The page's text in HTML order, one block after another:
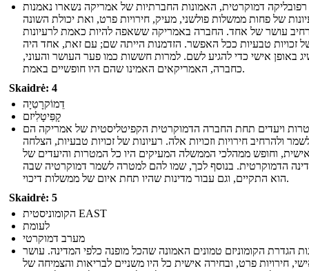
דמוקרטית, האמונות החברתיות של אמריקה נשארו נאמנות
של פחות ממשלות פולשני, מעיק, חירויות פרט, ואת יכולת השונה
עושר של אחד. החברה באמריקה ששאפה להיות כאמת לרעיונות
זכויות טבעיות ככל האפשר. הזדמנות הייתה שם; עם זאת, אחד היה
באופן אישי כדי להגיע לשם. למרות חששות כמו פער העושר והעוני,
כחברה, האמריקאים האמינו שהם היו חופשיים באמת.
Skaidrė: 4
דֵמוֹקרָטִיָה
קָפִּיטָלִיזם
ויעדים תחת החברה הדמוקרטית הקפיטליסטית של אמריקה הם
ולהרחיב חירויות וזכויות אלה. רעיונות של זכויות טבעיות, הצלחה
וחופש ממהלכי הממשלה המעיקים היו כל המטרות והיעדים של
הדמוקרטית. בנוסף לכך, שמו להם למטרה לשמר דמוקרטיה שבה
הוא התקיים, וגם עבור מדינות שהיו תחת איום של ממשלות דיכוי.
Skaidrė: 5
הקומוניסטית EAST
לעומת
מערב דמוקרטי
הגדרת הקומוניזם טמונים האמונה שהכל מופנה כלפי המדינה. עושר
חירויות פרט, ובחירה אישית כל היו משניים לבריאות והצמיחה של